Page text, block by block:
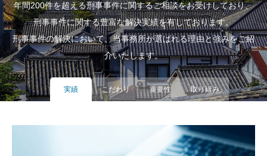
年間200件を超える刑事事件に関するご相談をお受けしており、
刑事事件に関する豊富な解決実績を有しております。
刑事事件の解決において、当事務所が選ばれる理由と強みをご紹
介いたします。
実績 こだわり 重要性 取り組み